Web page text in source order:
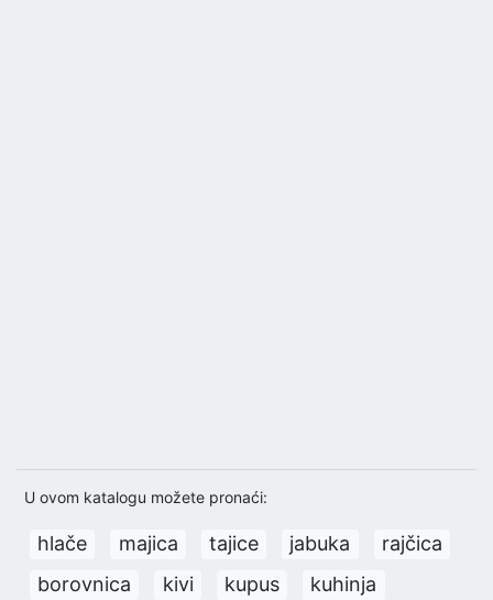
U ovom katalogu možete pronaći:
hlače majica tajice jabuka
rajčica
borovnica
kivi kupus
kuhinja